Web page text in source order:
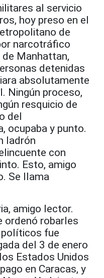
al servicio
hoy preso en el
de
narcotráfico
Manhattan,
detenidas
absolutamente
Ningún proceso,
resquicio de
del
ocupaba y punto.
ladrón
con
Esto, amigo
Se llama
amigo lector.
ordenó robarles
fue
del 3 de enero
Estados Unidos
en Caracas, y